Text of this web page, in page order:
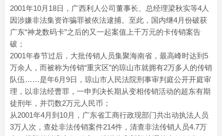
2001年10月18日，广西利人公司董事长、总经理梁秋实等4人
因涉嫌非法集资诈骗罪被依法逮捕。至此，国内继4月份破获
广东“神龙数码卡”之后的又一起案值上千万元的卡传销案告
破；
2001年春节过后，大批传销人员集聚海南省，最高峰时达到5
万余人，而被称为传销“重灾区”的琼山市就拥有2万多人的传销
队伍……是年6月9日，琼山市人民法院刑事审判庭公开开庭审
理，以非法经曹罪，一申判决长期从变相传销活动的超东有期
徒刑年，并罚数2万元人民币；
从2001年4月到10月，广东省工商行政现部门共出动执法人员
3万人次，查处非法传销案件214件，清查非法传销人员4.7万